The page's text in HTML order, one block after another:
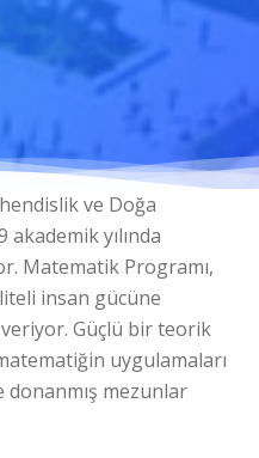
ve Doğa
yılında
Matematik Programı,
insan gücüne
Güçlü bir teorik
uygulamaları
mezunlar